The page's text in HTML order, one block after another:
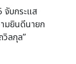
จับกระแส
มยินดีนายก
ลกุล”